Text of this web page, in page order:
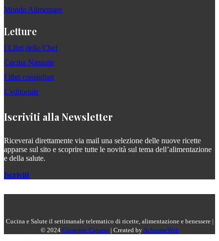
Mondo Alimentare
Letture
I Libri dello Chef
Cucina Naturale
I libri consigliati
L'editoriale
Iscriviti alla Newsletter
Riceverai direttamente via mail una selezione delle nuove ricette
apparse sul sito e scoprire tutte le novità sul tema dell’alimentazione
e della salute.
Iscriviti
Cucina e Salute il settimanale telematico di ricette, alimentazione e benessere |
© 2024 Giuseppe Capano | Created by AchromeWeb